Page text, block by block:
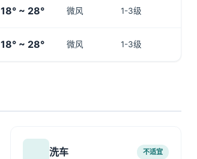
18° ~ 28° 微风 1-3级
18° ~ 28° 微风 1-3级
洗车 不适宜